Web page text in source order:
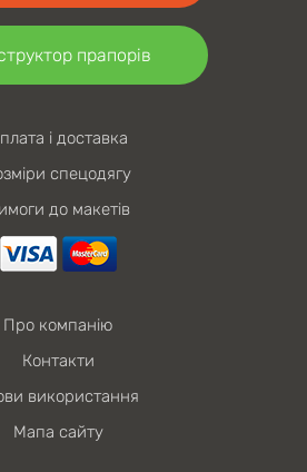
прапорів
і доставка
спецодягу
до макетів
Про компанію
Контакти
використання
Мапа сайту